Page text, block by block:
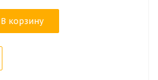
В корзину